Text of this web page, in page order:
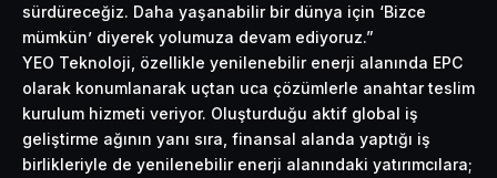
sürdüreceğiz. Daha yaşanabilir bir dünya için ‘Bizce
mümkün’ diyerek yolumuza devam ediyoruz.”
YEO Teknoloji, özellikle yenilenebilir enerji alanında EPC
olarak konumlanarak uçtan uca çözümlerle anahtar teslim
kurulum hizmeti veriyor. Oluşturduğu aktif global iş
geliştirme ağının yanı sıra, finansal alanda yaptığı iş
birlikleriyle de yenilenebilir enerji alanındaki yatırımcılara;